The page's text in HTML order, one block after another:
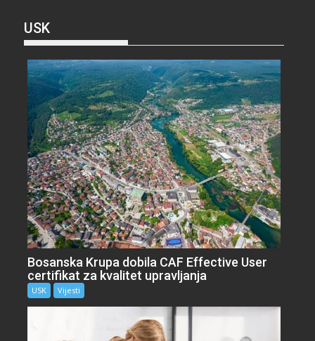
USK
Bosanska Krupa dobila CAF Effective User
certifikat za kvalitet upravljanja
USK Vijesti